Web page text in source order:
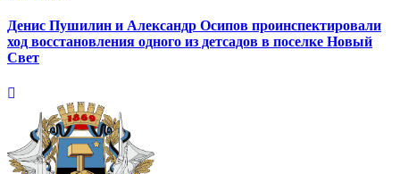
Денис Пушилин и Александр Осипов проинспектировали
ход восстановления одного из детсадов в поселке Новый
Свет